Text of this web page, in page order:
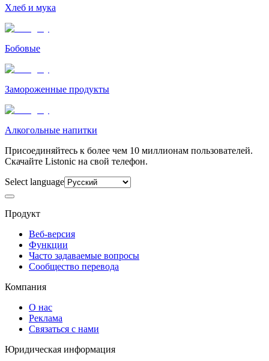
Хлеб и мука
Бобовые
Замороженные продукты
Алкогольные напитки
Присоединяйтесь к более чем 10 миллионам пользователей.
Скачайте Listonic на свой телефон.
Select language
Продукт
Веб-версия
Функции
Часто задаваемые вопросы
Сообщество перевода
Компания
О нас
Реклама
Связаться с нами
Юридическая информация